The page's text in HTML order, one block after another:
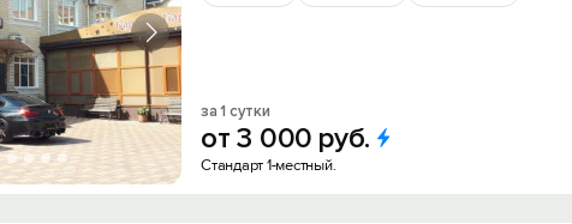
за 1 сутки
от3 000 руб.
Стандарт 1-местный.